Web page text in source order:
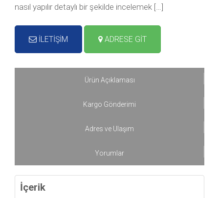
nasıl yapılır detaylı bir şekilde incelemek […]
İLETİŞİM ADRESE GİT
Ürün Açıklaması
Kargo Gönderimi
Adres ve Ulaşım
Yorumlar
İçerik